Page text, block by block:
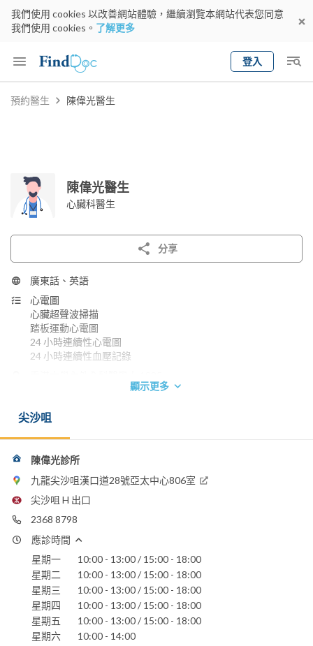
我們使用 cookies 以改善網站體驗，繼續瀏覽本網站代表您同意
我們使用 cookies。 了解更多
登入
Keyword
預約醫生 陳偉光醫生
陳偉光醫生
心臟科醫生
分享
廣東話、英語
心電圖
心臟超聲波掃描
踏板運動心電圖
24 小時連續性心電圖
24 小時連續性血壓記錄
英國皇家內科醫學院院士 1989
香港醫學專科學院院士 (內科) 1993
英國倫敦皇家內科醫學院榮授院士 1999
愛爾蘭皇家內科醫學院榮授院士 2000
電話：
2368 8798
2368 8093
電郵：
drandywkchan@gmail.com
嘉諾撒醫院
播道醫院
養和醫院
香港浸信會醫院
香港港安醫院 - 司徒拔道
顯示更多
尖沙咀
陳偉光診所
九龍尖沙咀漢口道28號亞太中心806室
尖沙咀 H 出口
2368 8798
應診時間
星期一
10:00 - 13:00 / 15:00 - 18:00
星期二
10:00 - 13:00 / 15:00 - 18:00
星期三
10:00 - 13:00 / 15:00 - 18:00
星期四
10:00 - 13:00 / 15:00 - 18:00
星期五
10:00 - 13:00 / 15:00 - 18:00
星期六
10:00 - 14:00